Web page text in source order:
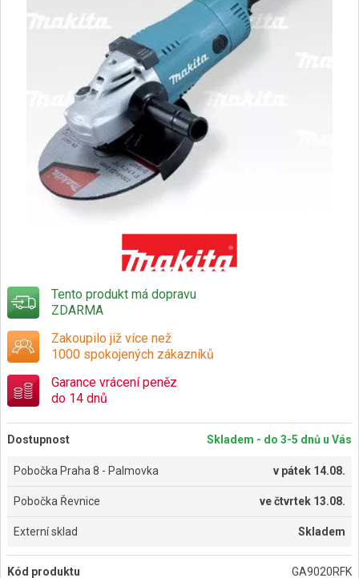
Tento produkt má dopravu
ZDARMA
Zakoupilo již více než
1000 spokojených zákazníků
Garance vrácení peněz
do 14 dnů
Dostupnost Skladem - do 3-5 dnů u Vás
Pobočka Praha 8 - Palmovka v pátek 14.08.
Pobočka Řevnice večtvrtek 13.08.
Externí sklad Skladem
Kód produktu GA9020RFK